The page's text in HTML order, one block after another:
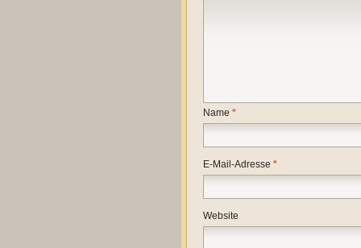
Name *
E-Mail-Adresse *
Website